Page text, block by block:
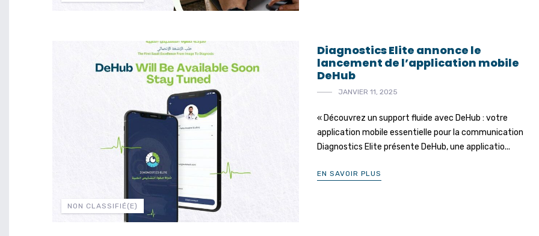
NON CLASSIFIÉ(E)
Diagnostics Elite annonce le
lancement de l’application mobile
DeHub
JANVIER 11, 2025
« Découvrez un support fluide avec DeHub : votre
application mobile essentielle pour la communication
Diagnostics Elite présente DeHub, une applicatio...
EN SAVOIR PLUS